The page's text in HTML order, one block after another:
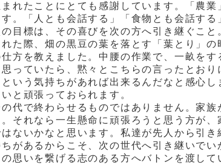
れたことにとても感謝しています。「農
。「人とも会話する」「食物とも会話す
目標は、その喜びを次の方へ引き継ぐこ
た際、畑の黒豆の葉を落とす「葉とり」
方を教えました。中腰の作業で、一畝を
っていたら、黙々とこちらの言ったとおり
いう気持ちがあれば出来るんだなと感心
と頑張っておられます。
の代で終わらせるものではありません。家
それなら一生懸命に頑張ろうと思う方が、
ないかなと思います。私達が先人から引き
があるからこそ、次の世代へ引き継いで
思いを繋げる志のある方へバトンを渡し